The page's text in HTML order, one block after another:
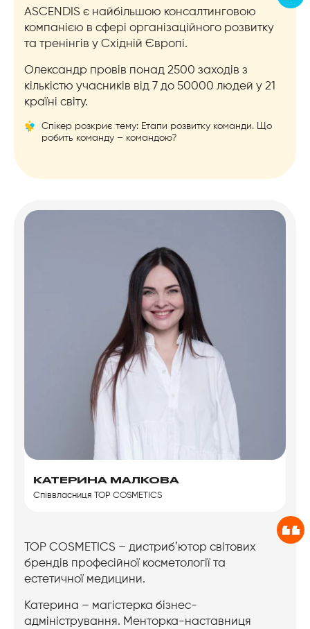
ASCENDIS є найбільшою консалтинговою
компанією в сфері організаційного розвитку
та тренінгів у Східній Європі.
Олександр провів понад 2500 заходів з
кількістю учасників від 7 до 50000 людей у 21
країні світу.
Спікер розкриє тему: Етапи розвитку команди. Що
робить команду – командою?
КАТЕРИНА МАЛКОВА
Співвласниця TOP COSMETICS
TOP COSMETICS – дистрибʼютор світових
брендів професійної косметології та
естетичної медицини.
Катерина – магістерка бізнес-
адміністрування. Менторка-наставниця